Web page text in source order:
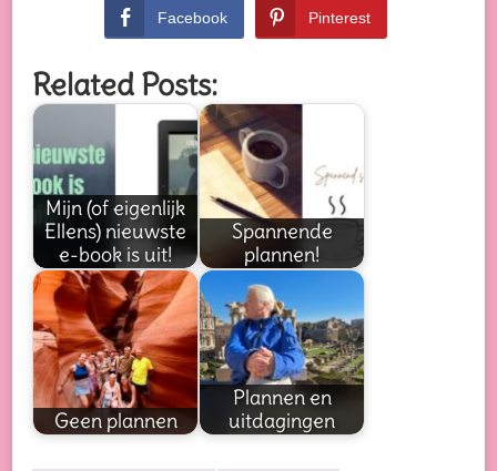
Facebook Pinterest
Related Posts:
Mijn (of eigenlijk
Ellens) nieuwste
e-book is uit!
Spannende
plannen!
Geen plannen
Plannen en
uitdagingen